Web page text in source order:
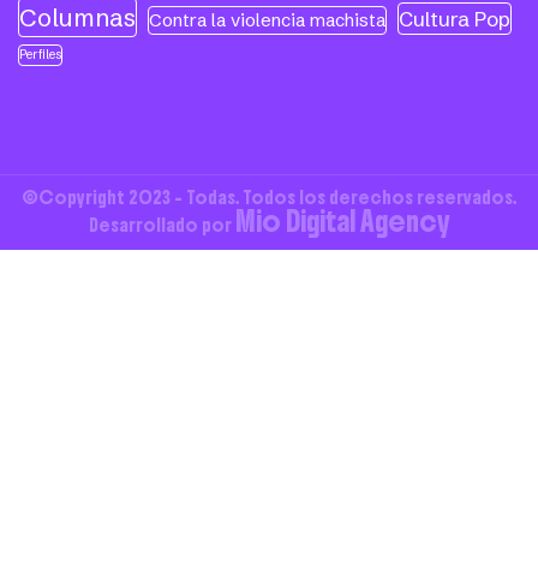
Columnas Contra la violencia machista Cultura Pop
Perfiles
©Copyright 2023 - Todas. Todos los derechos reservados.
Desarrollado por Mio Digital Agency